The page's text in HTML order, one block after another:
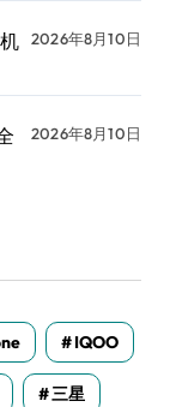
2026年8月10日
2026年8月10日
IQOO
三星